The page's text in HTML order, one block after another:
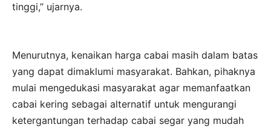
tinggi,” ujarnya.
Menurutnya, kenaikan harga cabai masih dalam batas
yang dapat dimaklumi masyarakat. Bahkan, pihaknya
mulai mengedukasi masyarakat agar memanfaatkan
cabai kering sebagai alternatif untuk mengurangi
ketergantungan terhadap cabai segar yang mudah